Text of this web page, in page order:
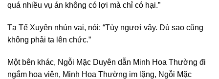
quá nhiều vụ án không có lợi mà chỉ có hại.”
Tạ Tế Xuyên nhún vai, nói: “Tùy ngươi vậy. Dù sao cũng
không phải ta lên chức.”
Một bên khác, Ngỗi Mặc Duyên dẫn Minh Hoa Thường đi
ngắm hoa viên, Minh Hoa Thường im lặng, Ngỗi Mặc